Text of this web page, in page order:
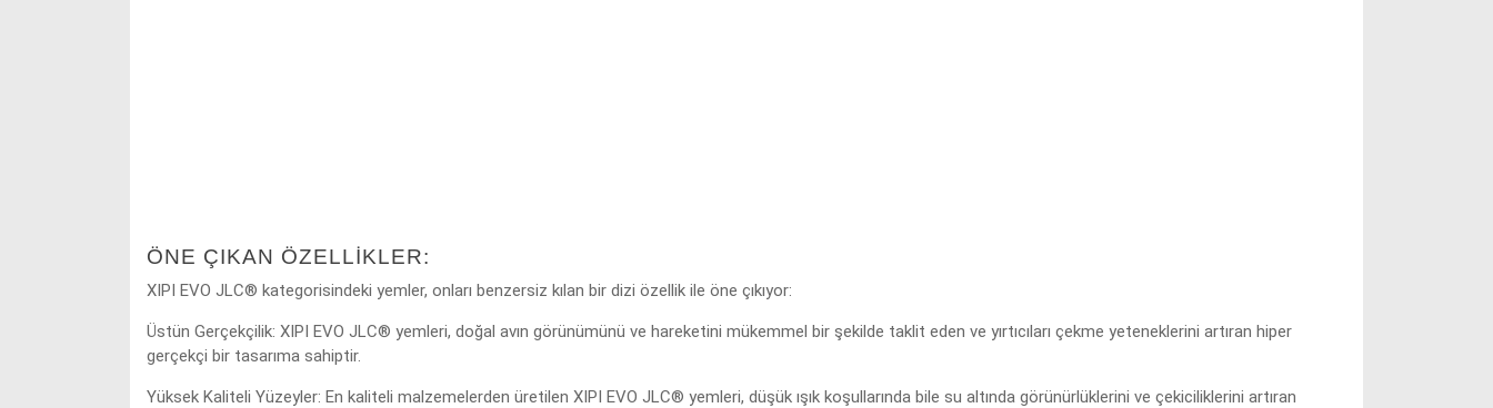
ÖNE ÇIKAN ÖZELLIKLER:
XIPI EVO JLC® kategorisindeki yemler, onları benzersiz kılan bir dizi özellik ile öne çıkıyor:
Üstün Gerçekçilik: XIPI EVO JLC® yemleri, doğal avın görünümünü ve hareketini mükemmel bir şekilde taklit eden ve yırtıcıları çekme yeteneklerini artıran hiper
gerçekçi bir tasarıma sahiptir.
Yüksek Kaliteli Yüzeyler: En kaliteli malzemelerden üretilen XIPI EVO JLC® yemleri, düşük ışık koşullarında bile su altında görünürlüklerini ve çekiciliklerini artıran